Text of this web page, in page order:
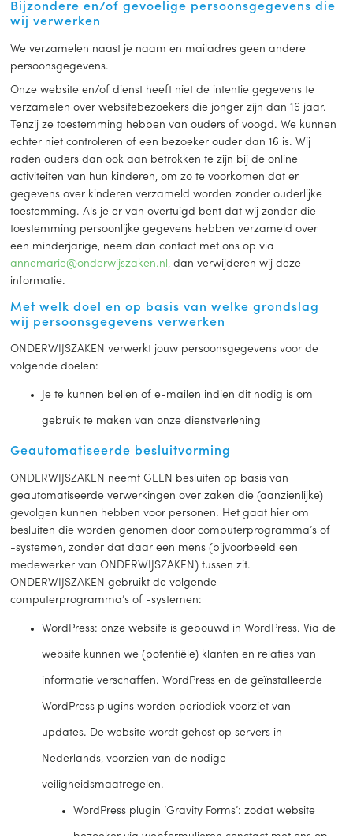
Bijzondere en/of gevoelige persoonsgegevens die
wij verwerken
We verzamelen naast je naam en mailadres geen andere
persoonsgegevens.
Onze website en/of dienst heeft niet de intentie gegevens te
verzamelen over websitebezoekers die jonger zijn dan 16 jaar.
Tenzij ze toestemming hebben van ouders of voogd. We kunnen
echter niet controleren of een bezoeker ouder dan 16 is. Wij
raden ouders dan ook aan betrokken te zijn bij de online
activiteiten van hun kinderen, om zo te voorkomen dat er
gegevens over kinderen verzameld worden zonder ouderlijke
toestemming. Als je er van overtuigd bent dat wij zonder die
toestemming persoonlijke gegevens hebben verzameld over
een minderjarige, neem dan contact met ons op via
annemarie@onderwijszaken.nl , dan verwijderen wij deze
informatie.
Met welk doel en op basis van welke grondslag
wij persoonsgegevens verwerken
ONDERWIJSZAKEN verwerkt jouw persoonsgegevens voor de
volgende doelen:
Je te kunnen bellen of e-mailen indien dit nodig is om
gebruik te maken van onze dienstverlening
Geautomatiseerde besluitvorming
ONDERWIJSZAKEN neemt GEEN besluiten op basis van
geautomatiseerde verwerkingen over zaken die (aanzienlijke)
gevolgen kunnen hebben voor personen. Het gaat hier om
besluiten die worden genomen door computerprogramma’s of
-systemen, zonder dat daar een mens (bijvoorbeeld een
medewerker van ONDERWIJSZAKEN) tussen zit.
ONDERWIJSZAKEN gebruikt de volgende
computerprogramma’s of -systemen:
WordPress: onze website is gebouwd in WordPress. Via de
website kunnen we (potentiële) klanten en relaties van
informatie verschaffen. WordPress en de geïnstalleerde
WordPress plugins worden periodiek voorziet van
updates. De website wordt gehost op servers in
Nederlands, voorzien van de nodige
veiligheidsmaatregelen.
WordPress plugin ‘Gravity Forms’: zodat website